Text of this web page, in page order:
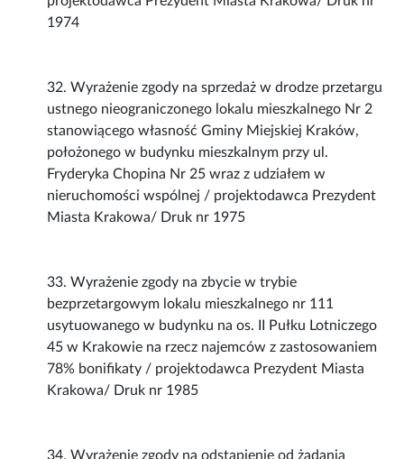
1974
32. Wyrażenie zgody na sprzedaż w drodze przetargu
ustnego nieograniczonego lokalu mieszkalnego Nr 2
stanowiącego własność Gminy Miejskiej Kraków,
położonego w budynku mieszkalnym przy ul.
Fryderyka Chopina Nr 25 wraz z udziałem w
nieruchomości wspólnej / projektodawca Prezydent
Miasta Krakowa/ Druk nr 1975
33. Wyrażenie zgody na zbycie w trybie
bezprzetargowym lokalu mieszkalnego nr 111
usytuowanego w budynku na os. II Pułku Lotniczego
45 w Krakowie na rzecz najemców z zastosowaniem
78% bonifikaty / projektodawca Prezydent Miasta
Krakowa/ Druk nr 1985
34. Wyrażenie zgody na odstąpienie od żądania